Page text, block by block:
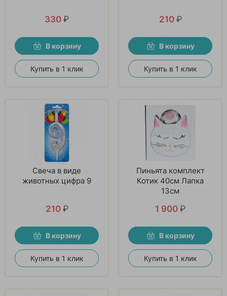
330 ₽
В корзину
Купить в 1 клик
210 ₽
В корзину
Купить в 1 клик
Свеча в виде
животных цифра 9
210 ₽
В корзину
Купить в 1 клик
Пиньята комплект
Котик 40см Лапка
13см
1 900 ₽
В корзину
Купить в 1 клик